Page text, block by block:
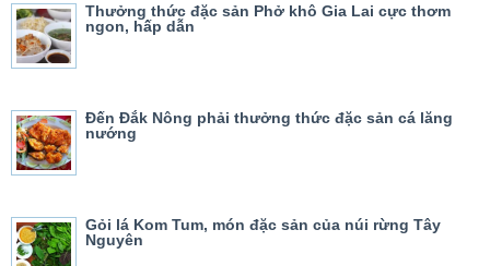
Thưởng thức đặc sản Phở khô Gia Lai cực thơm
ngon, hấp dẫn
Đến Đắk Nông phải thưởng thức đặc sản cá lăng
nướng
Gỏi lá Kom Tum, món đặc sản của núi rừng Tây
Nguyên